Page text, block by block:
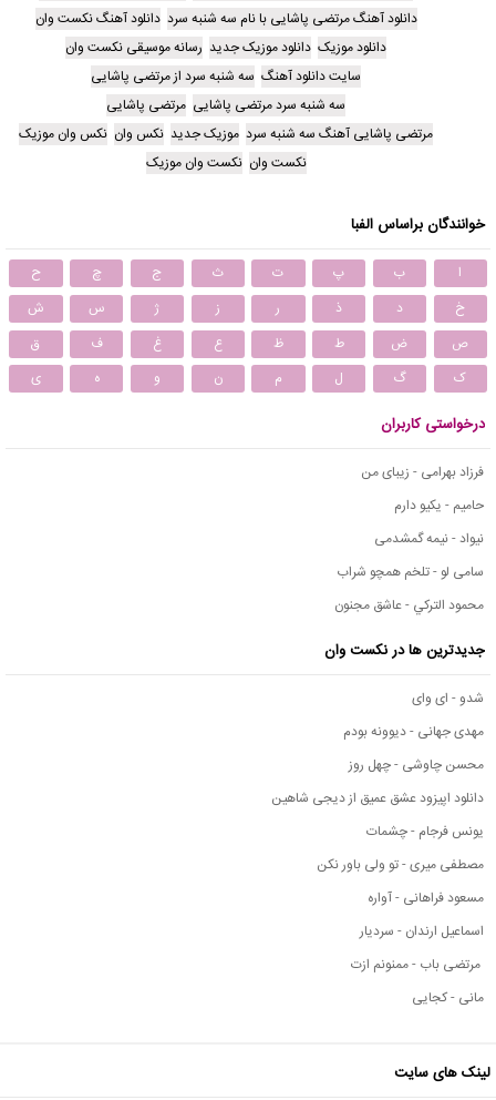
دانلود آهنگ مرتضی پاشایی با نام سه شنبه سرد دانلود آهنگ نکست وان
دانلود موزیک دانلود موزیک جدید رسانه موسیقی نکست وان
سایت دانلود آهنگ سه شنبه سرد از مرتضی پاشایی
سه شنبه سرد مرتضی پاشایی مرتضی پاشایی
مرتضی پاشایی آهنگ سه شنبه سرد موزیک جدید نکس وان نکس وان موزیک
نکست وان نکست وان موزیک
خوانندگان براساس الفبا
ا ب پ ت ث ج چ
ح
خ
د ذ ر ز ژ س
ش
ص
ض ط ظ ع غ ف
ق
ک
گ ل م ن و ه ی
درخواستی کاربران
فرزاد بهرامی - زیبای من
حامیم - یکیو دارم
نیواد - نیمه گمشدمی
سامی لو - تلخم همچو شراب
محمود التركي - عاشق مجنون
جدیدترین ها در نکست وان
شدو - ای وای
مهدی جهانی - دیوونه بودم
محسن چاوشی - چهل روز
دانلود اپیزود عشق عمیق از دیجی شاهین
یونس فرجام - چشمات
مصطفی میری - تو ولی باور نکن
مسعود فراهانی - آواره
اسماعیل ارندان - سردیار
مرتضی باب - ممنونم ازت
مانی - کجایی
لینک های سایت